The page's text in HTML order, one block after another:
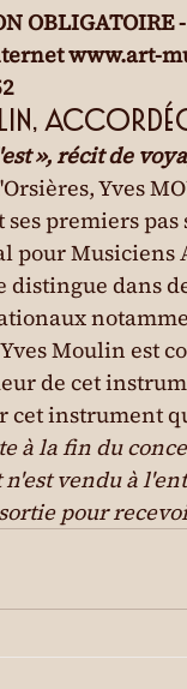
OBLIGATOIRE
www.art-
», récit de
Yves
ses premiers
Musiciens
distingue dans
Moulin est
de cet
cet instrument
à la fin du
vendu à
pour